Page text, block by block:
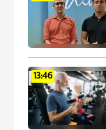
13:46